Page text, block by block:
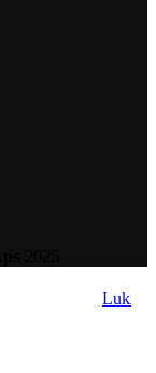
Luk